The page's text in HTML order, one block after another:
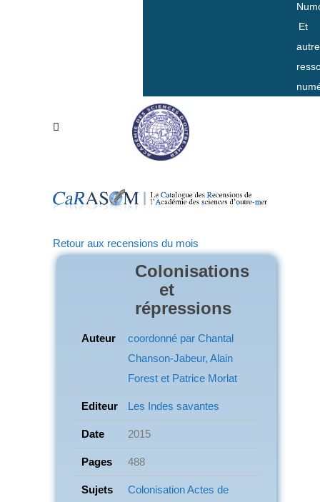
Et
Retour aux recensions du mois
Colonisations
et
répressions
Auteur
coordonné par Chantal
Chanson-Jabeur, Alain
Forest et Patrice Morlat
Editeur Les Indes savantes
Date 2015
Pages 488
Sujets ColonisationActes de